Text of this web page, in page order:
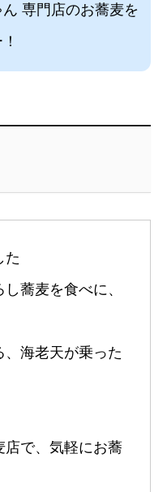
専門店のお蕎麦を
た
蕎麦を食べに、
海老天が乗った
店で、気軽にお蕎